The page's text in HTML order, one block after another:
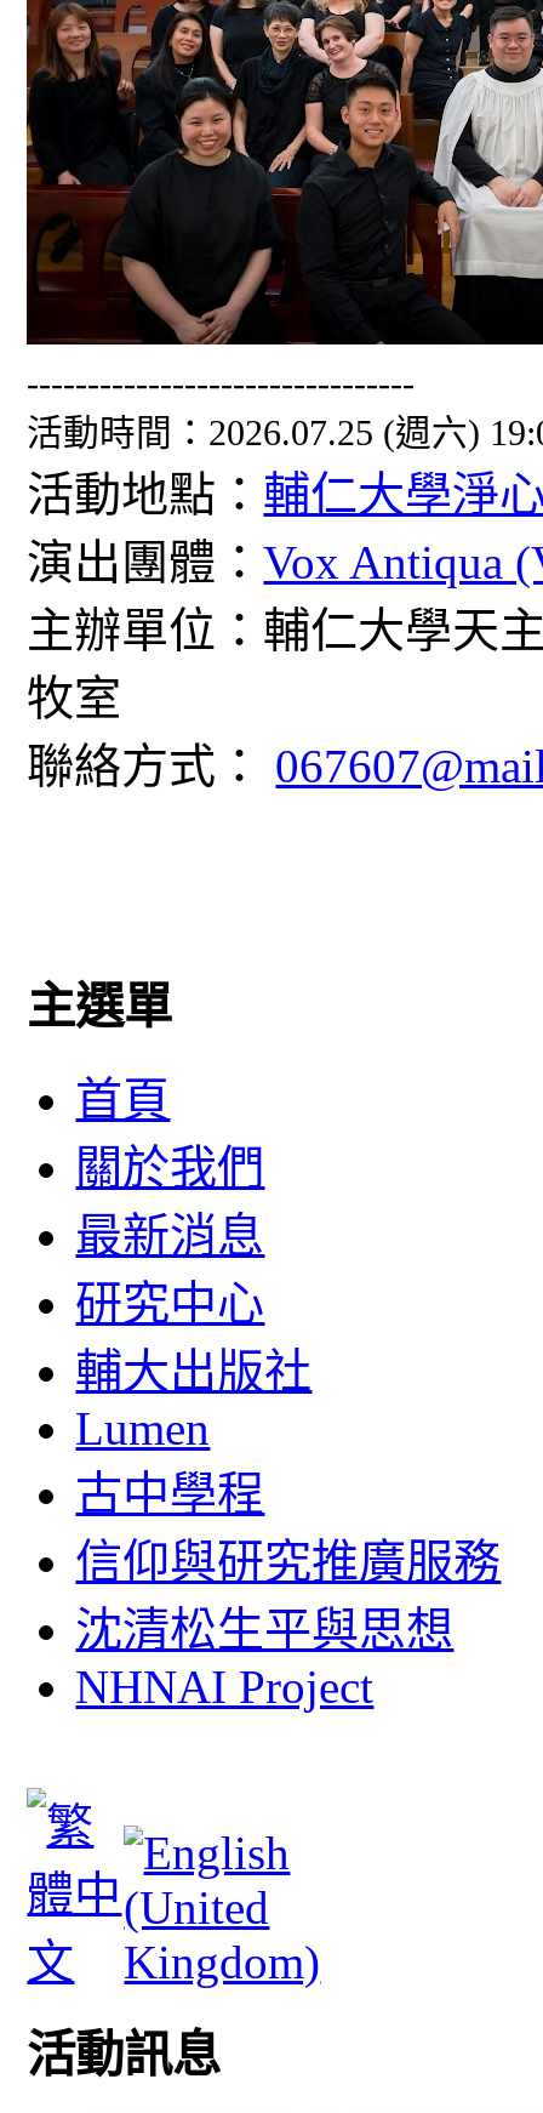
--------------------------------
活動時間：2026.07.25 (週六)
活動地點： 輔仁大學淨
演出團體：Vox Antiqua
主辦單位：輔仁大學天
牧室
聯絡方式：
主選單
首頁
關於我們
最新消息
研究中心
輔大出版社
Lumen
古中學程
信仰與研究推廣服務
沈清松生平與思想
NHNAI Project
活動訊息